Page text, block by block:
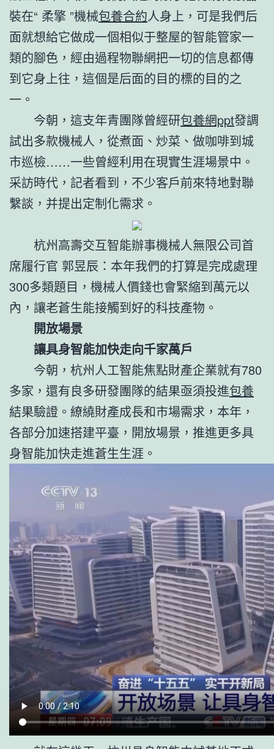
裝在“ 柔擎 ”機械包養合約人身上，可是我們后
面就想給它做成一個相似于整屋的智能管家一
類的腳色，經由過程物聯網把一切的信息都傳
到它身上往，這個是后面的目的標的目的之
一。
今朝，這支年青團隊曾經研包養網ppt發調
試出多款機械人，從煮面、炒菜、做咖啡到城
市巡檢……一些曾經利用在現實生涯場景中。
采訪時代，記者看到，不少客戶前來特地對聯
繫談，并提出定制化需求。
杭州高壽交互智能辦事機械人無限公司首
席履行官 郭昱辰：本年我們的打算是完成處理
300多類題目，機械人價錢也會緊縮到萬元以
內，讓老蒼生能接觸到好的科技產物。
開放場景
讓具身智能加快走向千家萬戶
今朝，杭州人工智能焦點財產企業就有780
多家，還有良多研發團隊的結果亟須投進包養
結果驗證。繚繞財產成長和市場需求，本年，
各部分加速搭建平臺，開放場景，推進更多具
身智能加快走進蒼生生涯。